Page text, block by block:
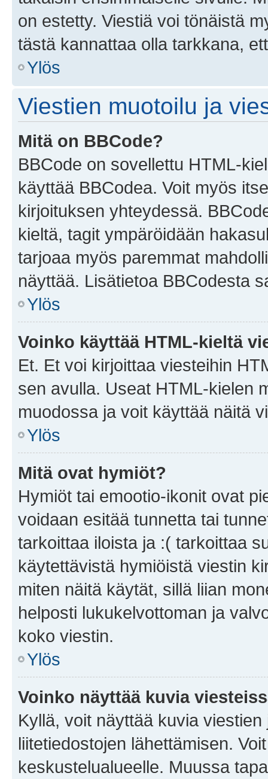
on estetty. Viestiä voi tönäistä
tästä kannattaa olla tarkkana,
Ylös
Viestien muotoilu ja
Mitä on BBCode?
BBCode on sovellettu HTML-
käyttää BBCodea. Voit myös
kirjoituksen yhteydessä.
kieltä, tagit ympäröidään
tarjoaa myös paremmat
näyttää. Lisätietoa BBCodesta
Ylös
Voinko käyttää HTML-kieltä
Et. Et voi kirjoittaa viesteihin
sen avulla. Useat HTML-kielen
muodossa ja voit käyttää näitä
Ylös
Mitä ovat hymiöt?
Hymiöt tai emootio-ikonit ovat
voidaan esitää tunnetta tai
tarkoittaa iloista ja :( tarkoittaa
käytettävistä hymiöistä viestin
miten näitä käytät, sillä liian
helposti lukukelvottoman ja
koko viestin.
Ylös
Voinko näyttää kuvia
Kyllä, voit näyttää kuvia
liitetiedostojen lähettämisen.
keskustelualueelle. Muussa